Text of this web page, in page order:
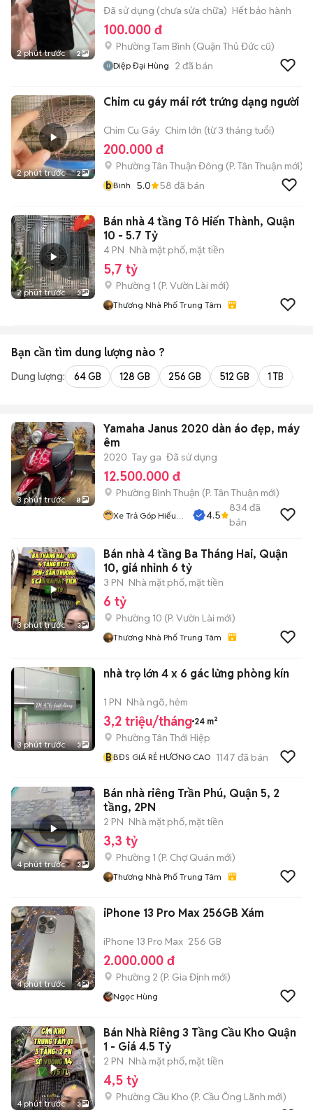
2 phút trước 2
Đã sử dụng (chưa sửa chữa) Hết bảo hành
100.000 đ
Phường Tam Bình (Quận Thủ Đức cũ)
Diệp Đại Hùng 2 đã bán
2 phút trước 2
Chim cu gáy mái rớt trứng dạng người
Chim Cu Gáy Chim lớn (từ 3 tháng tuổi)
200.000 đ
Phường Tân Thuận Đông (P. Tân Thuận mới)
bBinh 5.0 58 đã bán
2 phút trước 3
Bán nhà 4 tầng Tô Hiến Thành, Quận
10 - 5.7 Tỷ
4 PN Nhà mặt phố, mặt tiền
5,7 tỷ
Phường 1 (P. Vườn Lài mới)
Thương Nhà Phố Trung Tâm
Bạn cần tìm dung lượng nào ?
Dung lượng: 64 GB 128 GB 256 GB 512 GB 1 TB
3 phút trước 8
Yamaha Janus 2020 dàn áo đẹp, máy
êm
2020 Tay ga Đã sử dụng
12.500.000 đ
Phường Bình Thuận (P. Tân Thuận mới)
Xe Trả Góp Hiếu
4.5
834đã
bán
3 phút trước 3
Bán nhà 4 tầng Ba Tháng Hai, Quận
10, giá nhỉnh 6 tỷ
3 PN Nhà mặt phố, mặt tiền
6 tỷ
Phường 10 (P. Vườn Lài mới)
Thương Nhà Phố Trung Tâm
3 phút trước 3
nhà trọ lớn 4 x 6 gác lửng phòng kín
1 PN Nhà ngõ, hẻm
3,2 triệu/tháng 24 m²
Phường Tân Thới Hiệp
BBĐS GIÁ RẺ HƯƠNG CAO 1147 đã bán
4 phút trước 3
Bán nhà riêng Trần Phú, Quận 5, 2
tầng, 2PN
2 PN Nhà mặt phố, mặt tiền
3,3 tỷ
Phường 1 (P. Chợ Quán mới)
Thương Nhà Phố Trung Tâm
4 phút trước 4
iPhone 13 Pro Max 256GB Xám
iPhone 13 Pro Max 256 GB
2.000.000 đ
Phường 2 (P. Gia Định mới)
Ngọc Hùng
4 phút trước 3
Bán Nhà Riêng 3 Tầng Cầu Kho Quận
1 - Giá 4.5 Tỷ
2 PN Nhà mặt phố, mặt tiền
4,5 tỷ
Phường Cầu Kho (P. Cầu Ông Lãnh mới)